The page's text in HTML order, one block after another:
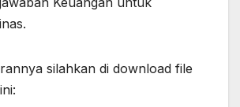
silahkan di download file